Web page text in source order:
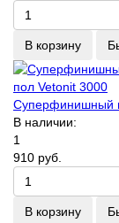
В корзину
Суперфинишный
В наличии:
1
910 руб.
В корзину